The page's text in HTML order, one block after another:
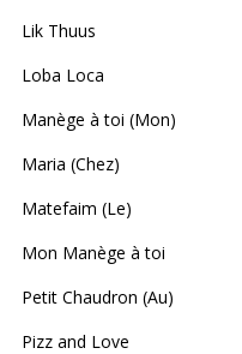
Lik Thuus
Loba Loca
Manège à toi (Mon)
Maria (Chez)
Matefaim (Le)
Mon Manège à toi
Petit Chaudron (Au)
Pizz and Love